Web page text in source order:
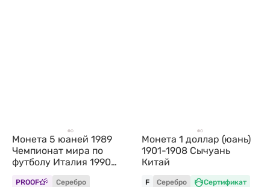
Монета 5 юаней 1989
Чемпионат мира по
футболу Италия 1990
PROOF Серебро
Монета 1 доллар (юань)
1901-1908 Сычуань
Китай
F Серебро Сертификат